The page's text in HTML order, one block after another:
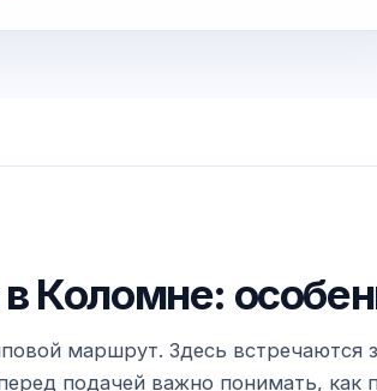
Коломне:
маршрут. Здесь встречаются
подачей важно понимать, как